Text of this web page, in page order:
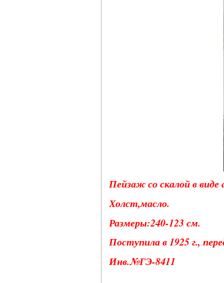
Пейзаж со скалой в виде
Холст,масло.
Размеры:240-123 см.
Поступила в 1925 г.,
Инв.№ГЭ-8411